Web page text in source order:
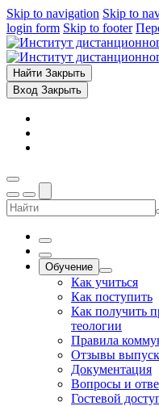
Skip to navigation Skip to
login form Skip to footer
Найти Закрыть
Вход Закрыть
Обучение
Как учиться
Как поступить
Как получить
теологии
Правила
Отзывы
Документация
Вопросы и
Гостевой